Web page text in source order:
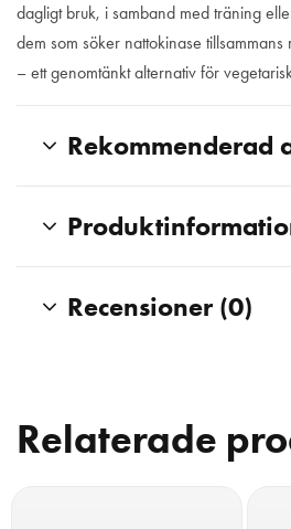
dagligt bruk, i samband med träning
dem som söker nattokinase
– ett genomtänkt alternativ för
Rekommenderad
Recensioner (0)
Relaterade